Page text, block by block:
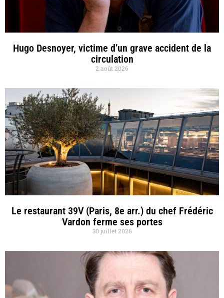
Hugo Desnoyer, victime d’un grave accident de la
circulation
2 août 2026
Le restaurant 39V (Paris, 8e arr.) du chef Frédéric
Vardon ferme ses portes
30 juillet 2026